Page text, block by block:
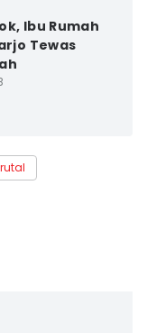
Ibu Rumah
Tewas